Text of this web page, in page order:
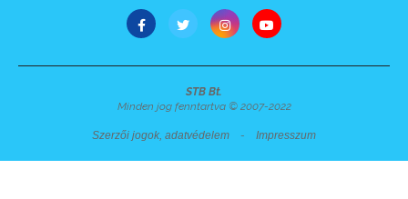
STB Bt.
Minden jog fenntartva © 2007-2022
Szerzői jogok, adatvédelem - Impresszum